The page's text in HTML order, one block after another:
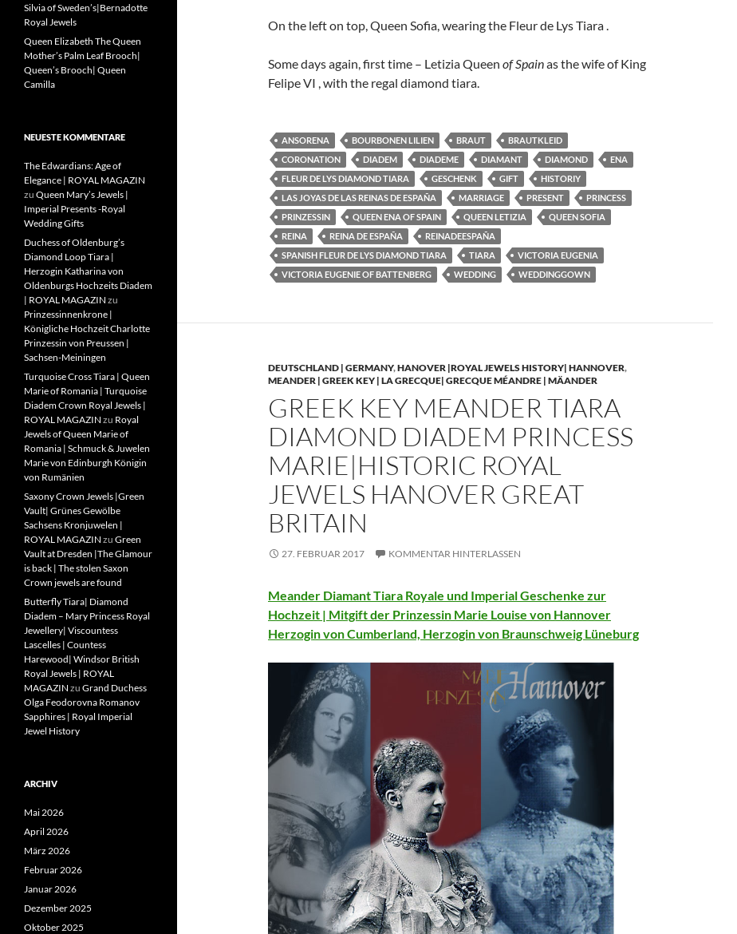
On the left on top, Queen Sofia, wearing the Fleur de Lys Tiara .
Some days again, first time – Letizia Queen of Spainas the wife of King
Felipe VI , with the regal diamond tiara.
ANSORENA BOURBONEN LILIEN BRAUT
BRAUTKLEID
CORONATION
DIADEM DIADEME DIAMANT DIAMOND
ENA
FLEUR DE LYS DIAMOND TIARA
GESCHENK GIFT
HISTORIY
LAS JOYAS DE LAS REINAS DE ESPAÑA
MARRIAGE PRESENT
PRINCESS
PRINZESSIN
QUEEN ENA OF SPAIN QUEEN LETIZIA
QUEEN SOFIA
REINA
REINA DE ESPAÑA
REINADEESPAÑA
SPANISH FLEUR DE LYS DIAMOND TIARA
TIARA
VICTORIA EUGENIA
VICTORIA EUGENIE OF BATTENBERG
WEDDING WEDDINGGOWN
DEUTSCHLAND | GERMANY,HANOVER |ROYAL JEWELS HISTORY| HANNOVER,
MEANDER | GREEK KEY | LA GRECQUE| GRECQUE MÉANDRE | MÄANDER
GREEK KEY MEANDER TIARA
DIAMOND DIADEM PRINCESS
MARIE|HISTORIC ROYAL
JEWELS HANOVER GREAT
BRITAIN
27. FEBRUAR 2017 KOMMENTAR HINTERLASSEN
Meander Diamant Tiara Royale und Imperial Geschenke zur
Hochzeit | Mitgift der Prinzessin Marie Louise von Hannover
Herzogin von Cumberland, Herzogin von Braunschweig Lüneburg
Silvia of Sweden’s|Bernadotte
Royal Jewels
Queen Elizabeth The Queen
Mother’s Palm Leaf Brooch|
Queen’s Brooch| Queen
Camilla
NEUESTE KOMMENTARE
The Edwardians: Age of
Elegance | ROYAL MAGAZIN
zu Queen Mary’s Jewels |
Imperial Presents -Royal
Wedding Gifts
Duchess of Oldenburg’s
Diamond Loop Tiara |
Herzogin Katharina von
Oldenburgs Hochzeits Diadem
| ROYAL MAGAZIN zu
Prinzessinnenkrone |
Königliche Hochzeit Charlotte
Prinzessin von Preussen |
Sachsen-Meiningen
Turquoise Cross Tiara | Queen
Marie of Romania | Turquoise
Diadem Crown Royal Jewels |
ROYAL MAGAZIN zu Royal
Jewels of Queen Marie of
Romania | Schmuck & Juwelen
Marie von Edinburgh Königin
von Rumänien
Saxony Crown Jewels |Green
Vault| Grünes Gewölbe
Sachsens Kronjuwelen |
ROYAL MAGAZIN zu Green
Vault at Dresden |The Glamour
is back | The stolen Saxon
Crown jewels are found
Butterfly Tiara| Diamond
Diadem – Mary Princess Royal
Jewellery| Viscountess
Lascelles | Countess
Harewood| Windsor British
Royal Jewels | ROYAL
MAGAZIN zu Grand Duchess
Olga Feodorovna Romanov
Sapphires | Royal Imperial
Jewel History
ARCHIV
Mai 2026
April 2026
März 2026
Februar 2026
Januar 2026
Dezember 2025
Oktober 2025